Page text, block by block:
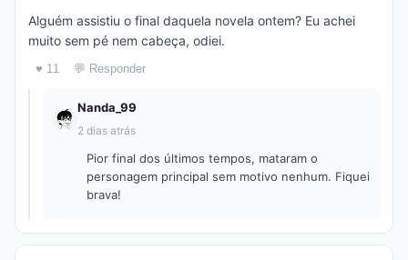
Alguém assistiu o final daquela novela ontem? Eu achei
muito sem pé nem cabeça, odiei.
♥ 11 💬 Responder
Nanda_99
2 dias atrás
Pior final dos últimos tempos, mataram o
personagem principal sem motivo nenhum. Fiquei
brava!